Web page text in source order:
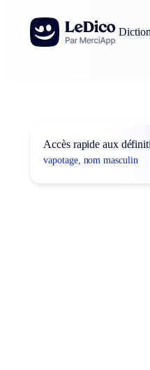
Aller au contenu
Accès rapide aux
vapotage, nom masculin